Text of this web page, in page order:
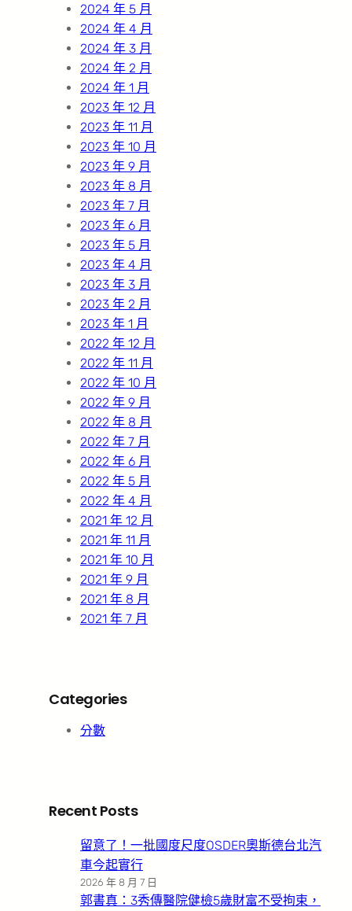
2024 年 5 月
2024 年 4 月
2024 年 3 月
2024 年 2 月
2024 年 1 月
2023 年 12 月
2023 年 11 月
2023 年 10 月
2023 年 9 月
2023 年 8 月
2023 年 7 月
2023 年 6 月
2023 年 5 月
2023 年 4 月
2023 年 3 月
2023 年 2 月
2023 年 1 月
2022 年 12 月
2022 年 11 月
2022 年 10 月
2022 年 9 月
2022 年 8 月
2022 年 7 月
2022 年 6 月
2022 年 5 月
2022 年 4 月
2021 年 12 月
2021 年 11 月
2021 年 10 月
2021 年 9 月
2021 年 8 月
2021 年 7 月
Categories
分數
Recent Posts
留意了！一批國度尺度OSDER奧斯德台北汽
車今起實行
2026 年 8 月 7 日
郭書真：3秀傳醫院健檢5歲財富不受拘束，